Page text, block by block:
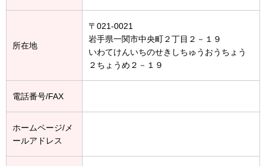
所在地
〒021-0021
岩手県一関市中央町２丁目２－１９
いわてけんいちのせきしちゅうおうちょう
２ちょうめ２－１９
電話番号/FAX
ホームページ/メ
ールアドレス